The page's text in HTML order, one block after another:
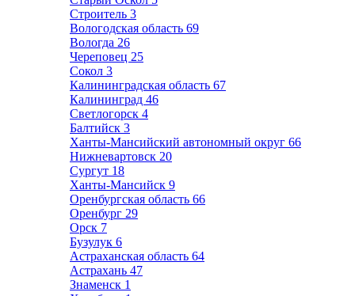
Строитель 3
Вологодская область 69
Вологда 26
Череповец 25
Сокол 3
Калининградская область 67
Калининград 46
Светлогорск 4
Балтийск 3
Ханты-Мансийский автономный округ 66
Нижневартовск 20
Сургут 18
Ханты-Мансийск 9
Оренбургская область 66
Оренбург 29
Орск 7
Бузулук 6
Астраханская область 64
Астрахань 47
Знаменск 1